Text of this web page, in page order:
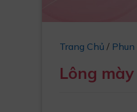
Trang Chủ /
Lông